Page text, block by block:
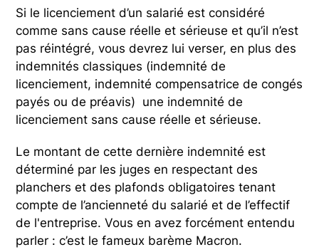
Si le licenciement d’un salarié est considéré
comme sans cause réelle et sérieuse et qu’il n’est
pas réintégré, vous devrez lui verser, en plus des
indemnités classiques (indemnité de
licenciement, indemnité compensatrice de congés
payés ou de préavis) une indemnité de
licenciement sans cause réelle et sérieuse.
Le montant de cette dernière indemnité est
déterminé par les juges en respectant des
planchers et des plafonds obligatoires tenant
compte de l’ancienneté du salarié et de l’effectif
de l'entreprise. Vous en avez forcément entendu
parler : c’est le fameux barème Macron.